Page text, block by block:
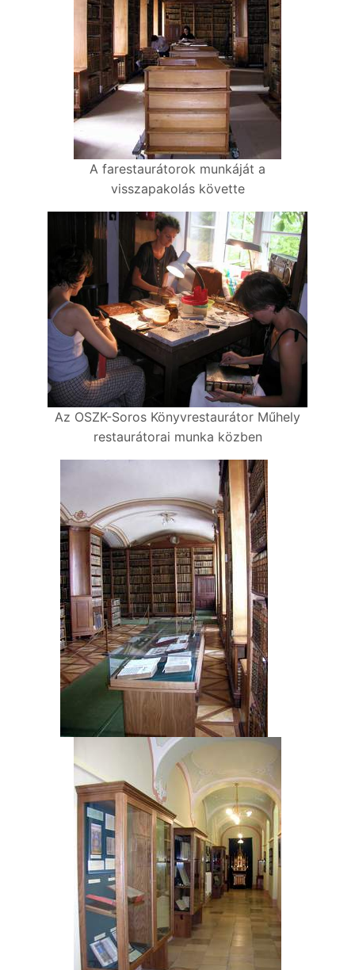
A farestaurátorok munkáját a
visszapakolás követte
Az OSZK-Soros Könyvrestaurátor Műhely
restaurátorai munka közben